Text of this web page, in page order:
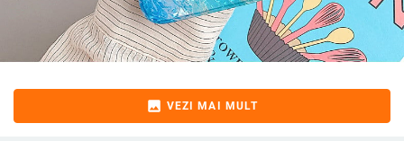
image VEZI MAI MULT